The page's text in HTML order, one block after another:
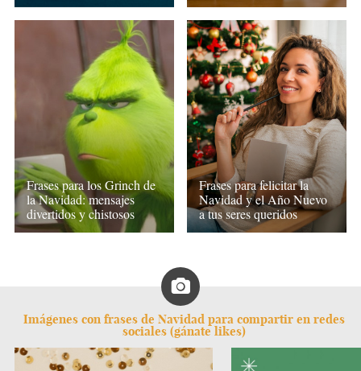
Frases para los Grinch de
la Navidad: mensajes
divertidos y chistosos
Frases para felicitar la
Navidad y el Año Nuevo
a tus seres queridos
Imágenes con frases de Navidad para compartir en redes
sociales (gánate likes)